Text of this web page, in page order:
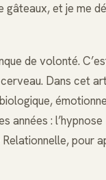
gâteaux, et je me
de volonté.
Dans cet
années : l’hypnose
pour